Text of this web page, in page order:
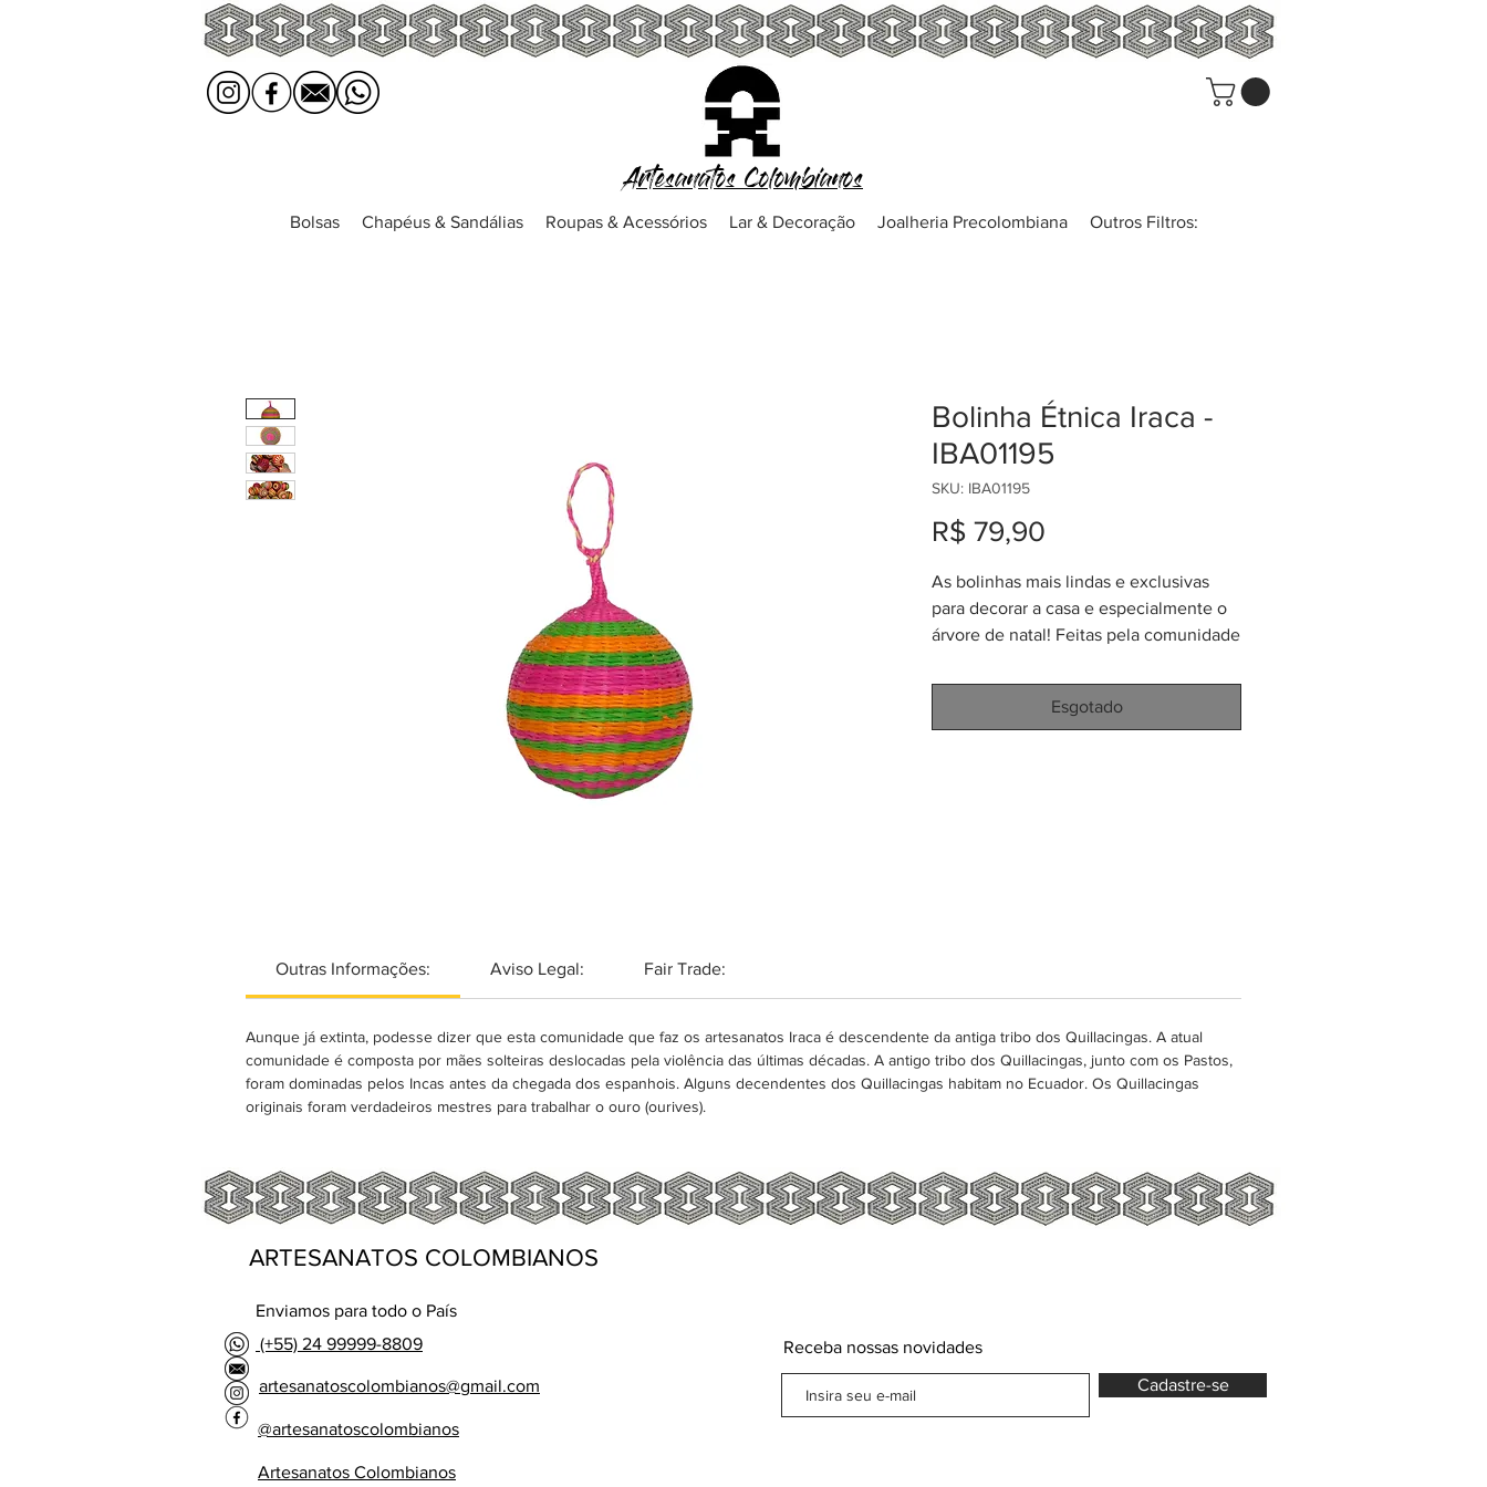
Artesanatos Colombianos
Bolsas Chapéus & Sandálias Roupas & Acessórios Lar & Decoração Joalheria Precolombiana Outros Filtros:
Bolinha Étnica Iraca -
IBA01195
SKU: IBA01195
R$ 79,90
As bolinhas mais lindas e exclusivas
para decorar a casa e especialmente o
árvore de natal! Feitas pela comunidade
(Carludovica palmata). Cada uma tem
7cm de diâmetro e pesa 15 gramas.
Esgotado
Outras Informações: Aviso Legal: Fair Trade:
Aunque já extinta, podesse dizer que esta comunidade que faz os artesanatos Iraca é descendente da antiga tribo dos Quillacingas. A atual
comunidade é composta por mães solteiras deslocadas pela violência das últimas décadas. A antigo tribo dos Quillacingas, junto com os Pastos,
foram dominadas pelos Incas antes da chegada dos espanhois. Alguns decendentes dos Quillacingas habitam no Ecuador. Os Quillacingas
originais foram verdadeiros mestres para trabalhar o ouro (ourives).
ARTESANATOS COLOMBIANOS
Enviamos para todo o País
(+55) 24 99999-8809
artesanatoscolombianos@gmail.com
@artesanatoscolombianos
Artesanatos Colombianos
Receba nossas novidades
Cadastre-se